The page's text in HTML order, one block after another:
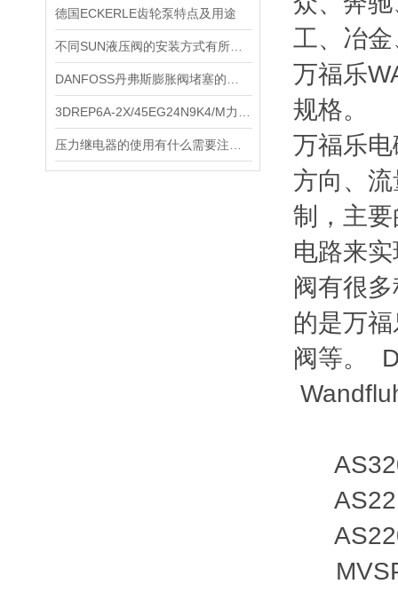
德国ECKERLE齿轮泵特点及用途
工、冶
万福乐
规格。
万福乐
方向、
制，主
电路来
阀有很
的是万
阀等。